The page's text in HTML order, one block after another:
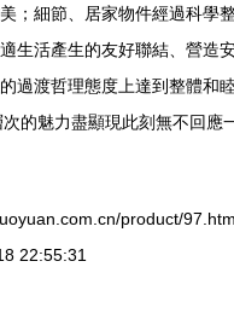
細節、居家物件經過科學
生活產生的友好聯結、營
渡哲理態度上達到整體和
的魅力盡顯現此刻無不回應
product/
22:55:31